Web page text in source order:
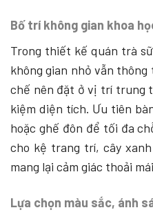
Bố trí không gian khoa
Trong thiết kế quán trà
không gian nhỏ vẫn thông
chế nên đặt ở vị trí trung
kiệm diện tích. Ưu tiên
hoặc ghế đôn để tối đa
cho kệ trang trí, cây
mang lại cảm giác thoải
Lựa chọn màu sắc, ánh